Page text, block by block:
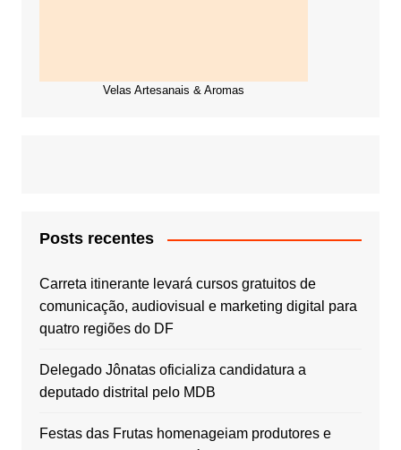
Velas Artesanais & Aromas
Posts recentes
Carreta itinerante levará cursos gratuitos de
comunicação, audiovisual e marketing digital para
quatro regiões do DF
Delegado Jônatas oficializa candidatura a
deputado distrital pelo MDB
Festas das Frutas homenageiam produtores e